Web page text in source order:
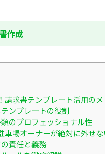
作成
求書テンプレート活用の
ンプレートの役割
のプロフェッショナル性
車場オーナーが絶対に外せ
責任と義務